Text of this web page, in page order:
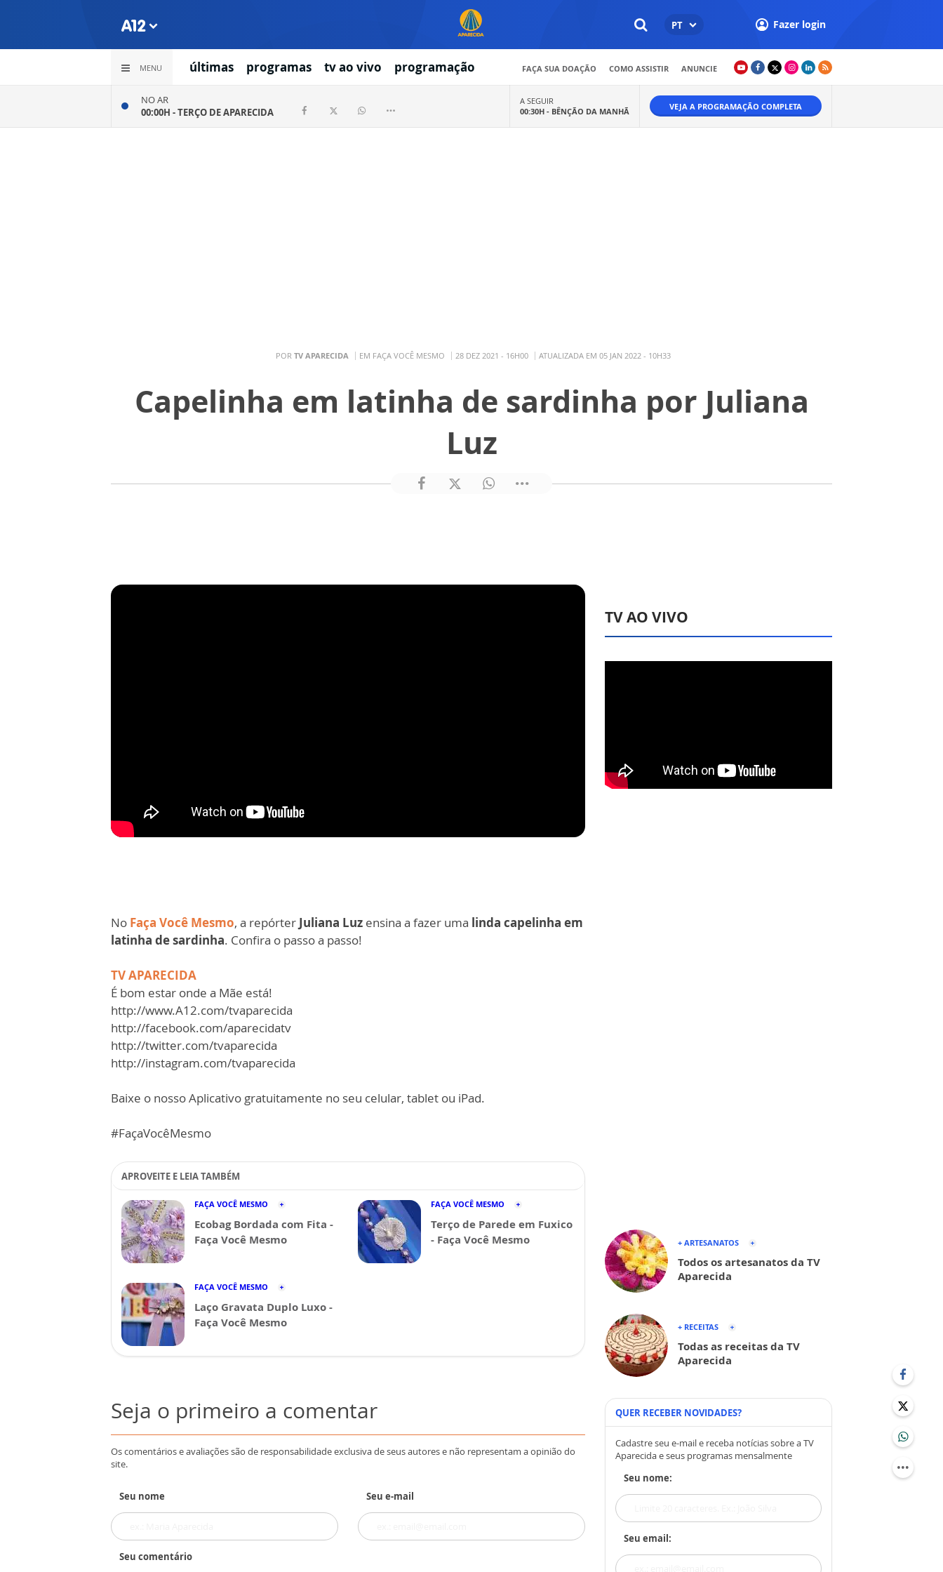
PT Fazer login
MENU últimas programas tv ao vivo programação FAÇA SUA DOAÇÃO COMO ASSISTIR ANUNCIE
NO AR
00:00H -TERÇO DE APARECIDA
A SEGUIR
00:30H - BÊNÇÃO DA MANHÃ VEJA A PROGRAMAÇÃO COMPLETA
POR TV APARECIDA EM FAÇA VOCÊ MESMO 28 DEZ 2021 - 16H00 ATUALIZADA EM 05 JAN 2022 - 10H33
Capelinha em latinha de sardinha por Juliana
Luz
No Faça Você Mesmo, a repórter Juliana Luz ensina a fazer uma linda capelinha em
latinha de sardinha. Confira o passo a passo!
TV APARECIDA
É bom estar onde a Mãe está!
http://www.A12.com/tvaparecida
http://facebook.com/aparecidatv
http://twitter.com/tvaparecida
http://instagram.com/tvaparecida
Baixe o nosso Aplicativo gratuitamente no seu celular, tablet ou iPad.
#FaçaVocêMesmo
APROVEITE E LEIA TAMBÉM
FAÇA VOCÊ MESMO
Ecobag Bordada com Fita -
Faça Você Mesmo
FAÇA VOCÊ MESMO
Terço de Parede em Fuxico
- Faça Você Mesmo
FAÇA VOCÊ MESMO
Laço Gravata Duplo Luxo -
Faça Você Mesmo
Seja o primeiro a comentar
Os comentários e avaliações são de responsabilidade exclusiva de seus autores e não representam a opinião do
site.
Seu nome Seu e-mail
Seu comentário
TV AO VIVO
+ ARTESANATOS
Todos os artesanatos da TV
Aparecida
+ RECEITAS
Todas as receitas da TV
Aparecida
QUER RECEBER NOVIDADES?
Cadastre seu e-mail e receba notícias sobre a TV
Aparecida e seus programas mensalmente
Seu nome:
Seu email: